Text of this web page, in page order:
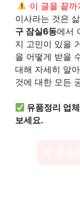
이 글을 끝
이사라는 것은
구 잠실6동에서
지 고민이 있을
을 어떻게 받을
대해 자세히 알
것에 대한 모든
유품정리 업
보세요.